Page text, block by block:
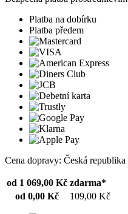
Platba na dobírku
Platba předem
Cena dopravy: Česká republika
od 1 069,00 Kč zdarma*
od 0,00 Kč
109,00 Kč